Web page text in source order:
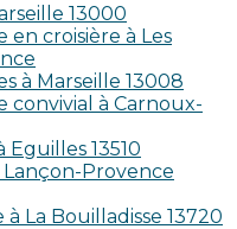
13000
en croisière à Les
à Marseille 13008
convivial à Carnoux-
13510
Provence
La Bouilladisse 13720